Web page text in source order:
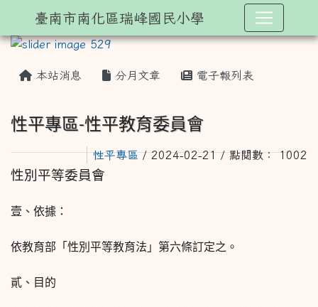
本站消息 分月文章 電子報列表
性平專區-性平教育委員會
性平專區/ 2024-02-21 / 點閱數： 1002
性別平等委員會
壹、依據：
依教育部「性別平等教育法」第六條訂定之。
貳、目的
臺南市南化區瑞峰國民小學